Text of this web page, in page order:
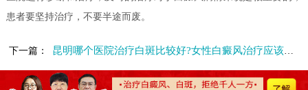
患者要坚持治疗，不要半途而废。
下一篇： 昆明哪个医院治疗白斑比较好?女性白癜风治疗应该注意什么